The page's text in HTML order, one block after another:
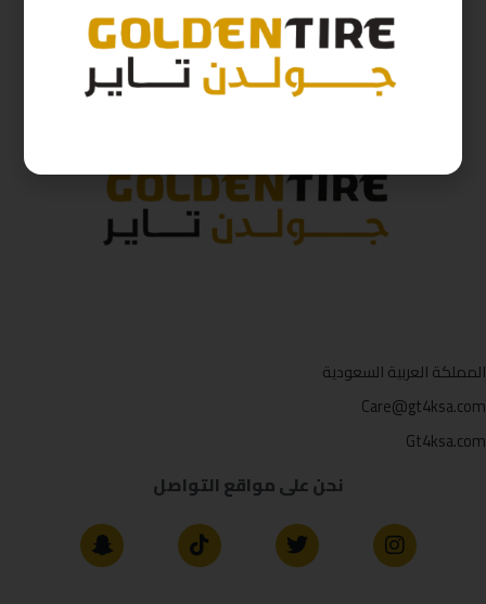
المملكة العربية السعودية
Care@gt4ksa.com
Gt4ksa.com
نحن على مواقع التواصل